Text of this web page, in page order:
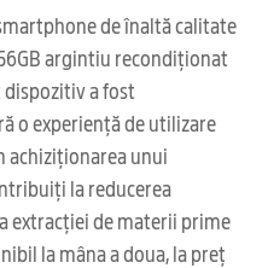
de înaltă calitate
argintiu recondiționat
dispozitiv a fost
o experiență de utilizare
achiziționarea unui
la reducerea
extracției de materii prime
la mâna a doua, la preț